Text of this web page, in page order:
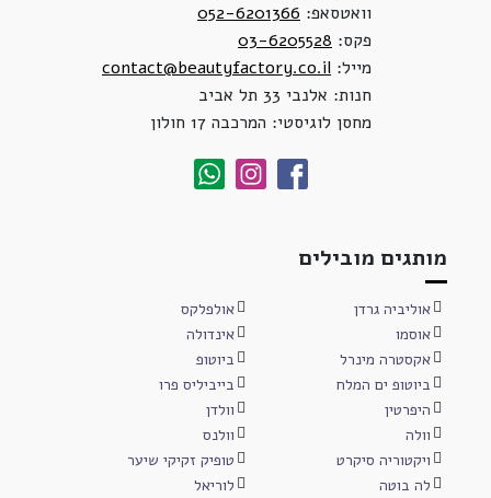
וואטסאפ: 052-6201366
פקס: 03-6205528
מייל: contact@beautyfactory.co.il
חנות: אלנבי 33 תל אביב
מחסן לוגיסטי: המרכבה 17 חולון
מותגים מובילים
אוליביה גרדן
אולפלקס
אוסמו
אינדולה
אקסטרה מינרל
ביוטופ
ביוטופ ים המלח
בייביליס פרו
היפרטין
וולדן
וולה
וולנס
ויקטוריה סיקרט
טופיק זקיקי שיער
לה בוטה
לוריאל